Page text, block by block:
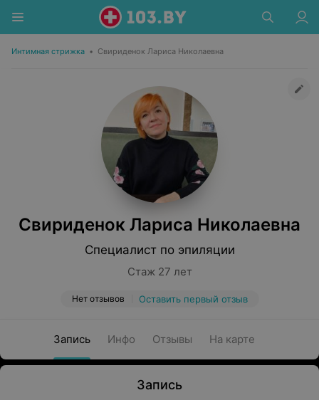
Интимная стрижка • Свириденок Лариса Николаевна
Свириденок Лариса Николаевна
Специалист по эпиляции
Стаж 27 лет
Нет отзывов Оставить первый отзыв
Запись Инфо Отзывы На карте
Запись